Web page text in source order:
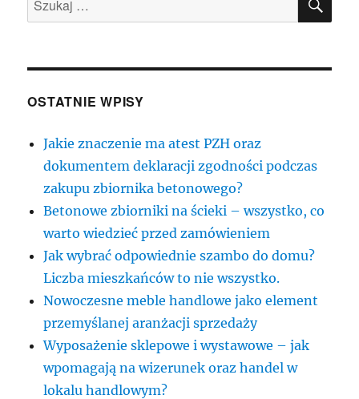
OSTATNIE WPISY
Jakie znaczenie ma atest PZH oraz
dokumentem deklaracji zgodności podczas
zakupu zbiornika betonowego?
Betonowe zbiorniki na ścieki – wszystko, co
warto wiedzieć przed zamówieniem
Jak wybrać odpowiednie szambo do domu?
Liczba mieszkańców to nie wszystko.
Nowoczesne meble handlowe jako element
przemyślanej aranżacji sprzedaży
Wyposażenie sklepowe i wystawowe – jak
wpomagają na wizerunek oraz handel w
lokalu handlowym?